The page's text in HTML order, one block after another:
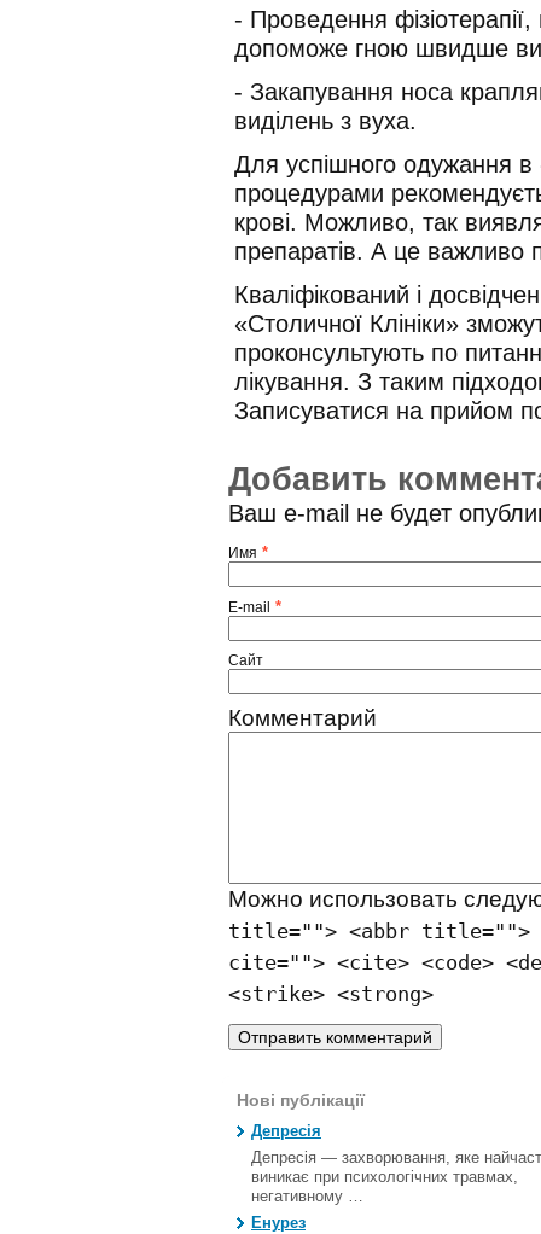
- Проведення
допоможе гною швидше
- Закапування носа
виділень з вуха.
Для успішного одужання в
процедурами
крові. Можливо, так
препаратів. А це важливо
Кваліфікований і
«Столичної Клініки»
проконсультують по
лікування. З таким
Записуватися на прийом
Добавить
Ваш e-mail не будет
Имя *
E-mail *
Сайт
Комментарий
Можно использовать
title=""> <abbr title="">
cite=""> <cite> <code>
<strike> <strong>
Нові публікації
Депресія
Депресія — захворювання, яке
виникає при психологічних травмах,
негативному …
Енурез